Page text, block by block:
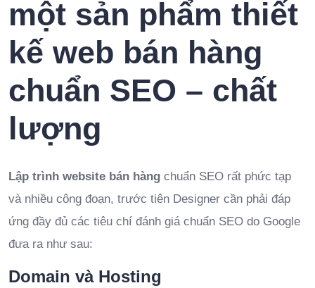
một sản phẩm thiết
kế web bán hàng
chuẩn SEO – chất
lượng
Lập trình website bán hàng chuẩn SEO rất phức tạp
và nhiều công đoạn, trước tiên Designer cần phải đáp
ứng đầy đủ các tiêu chí đánh giá chuẩn SEO do Google
đưa ra như sau:
Domain và Hosting